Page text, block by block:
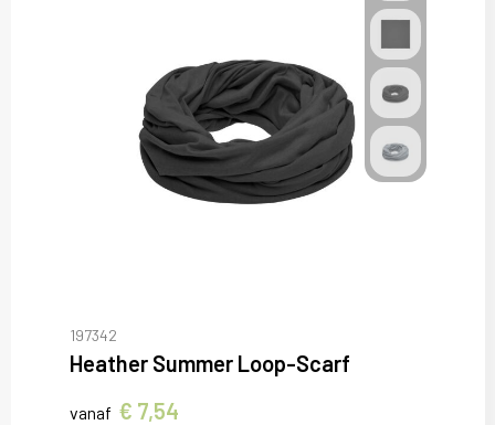
197342
Heather Summer Loop-Scarf
vanaf € 7,54